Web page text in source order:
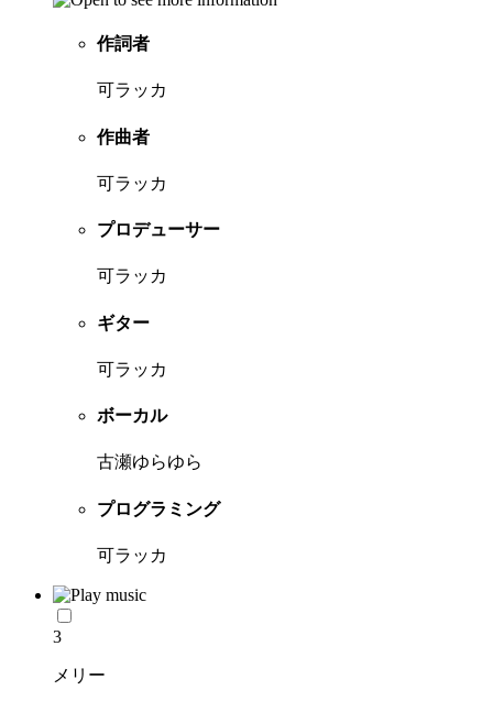
作詞者
可ラッカ
作曲者
可ラッカ
プロデューサー
可ラッカ
ギター
可ラッカ
ボーカル
古瀬ゆらゆら
プログラミング
可ラッカ
3
メリー